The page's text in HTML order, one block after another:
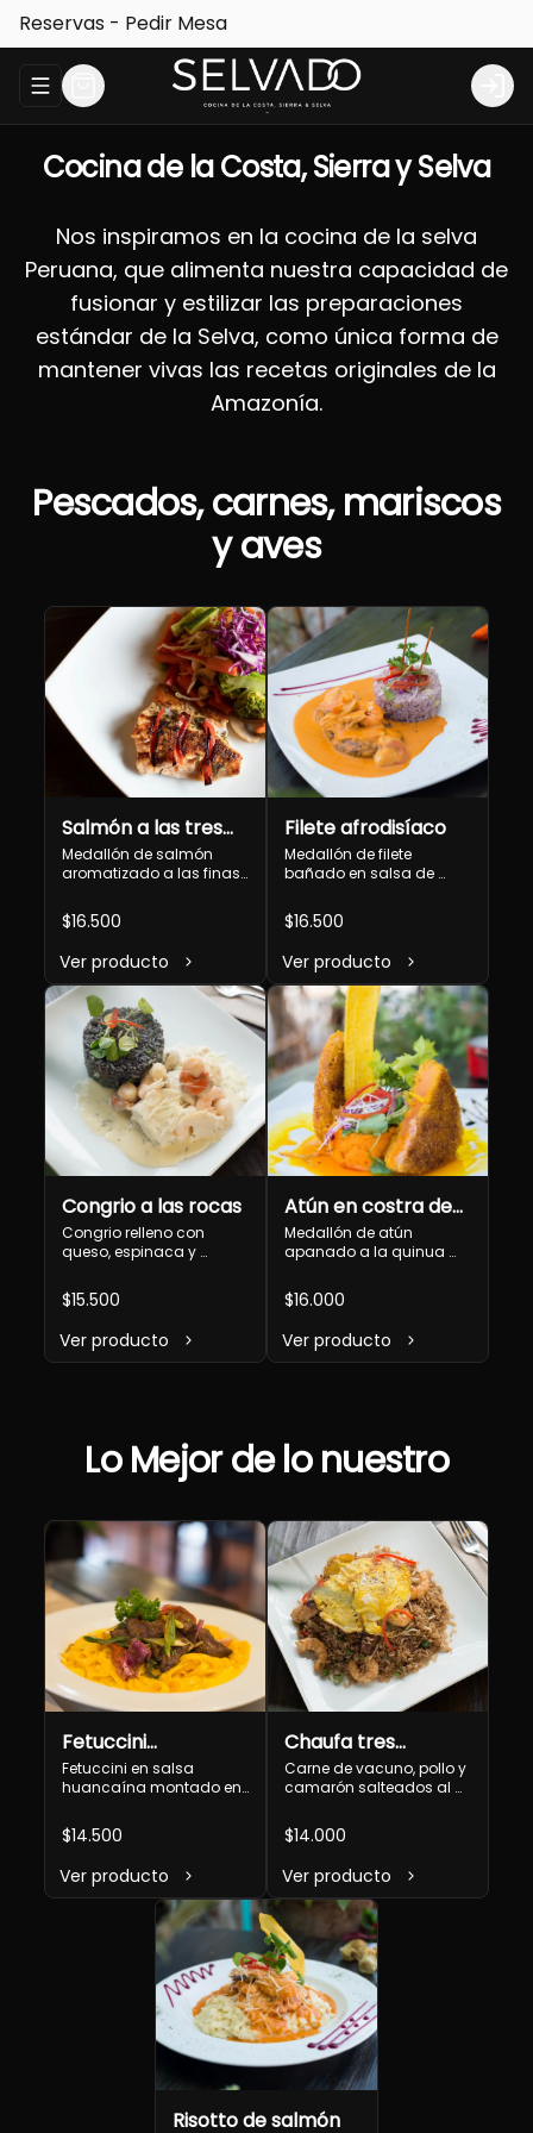
Reservas - Pedir Mesa
Abrir menu de navegación Login
Cocina de la Costa, Sierra y Selva
Nos inspiramos en la cocina de la selva
Peruana, que alimenta nuestra capacidad de
fusionar y estilizar las preparaciones
estándar de la Selva, como única forma de
mantener vivas las recetas originales de la
Amazonía.
Pescados, carnes, mariscos
y aves
Salmón a las tres
hierbas
Medallón de salmón
aromatizado a las finas
estragón y romero
acompañado con
$16.500
Ver producto
Filete afrodisíaco
Medallón de filete
bañado en salsa de
locos (en estación)
acompañado con arroz
$16.500
Ver producto
Congrio a las rocas
Congrio relleno con
queso, espinaca y
salsa de camarón, locos
y ostiones al estragón,
con tinta de calamar
$15.500
Ver producto
Atún en costra de
quinua (agridulce)
Medallón de atún
apanado a la quinua
bañado en salsa de
maracuyá
$16.000
Ver producto
Lo Mejor de lo nuestro
Fetuccini
huancaína
Fetuccini en salsa
huancaína montado en
$14.500
Ver producto
Chaufa tres
sabores
Carne de vacuno, pollo y
camarón salteados al
cebollín y tortilla de
huevo
$14.000
Ver producto
Risotto de salmón